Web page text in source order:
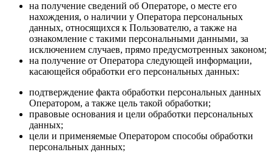
на получение сведений об Операторе, о месте его
нахождения, о наличии у Оператора персональных
данных, относящихся к Пользователю, а также на
ознакомление с такими персональными данными, за
исключением случаев, прямо предусмотренных законом;
на получение от Оператора следующей информации,
касающейся обработки его персональных данных:
подтверждение факта обработки персональных данных
Оператором, а также цель такой обработки;
правовые основания и цели обработки персональных
данных;
цели и применяемые Оператором способы обработки
персональных данных;